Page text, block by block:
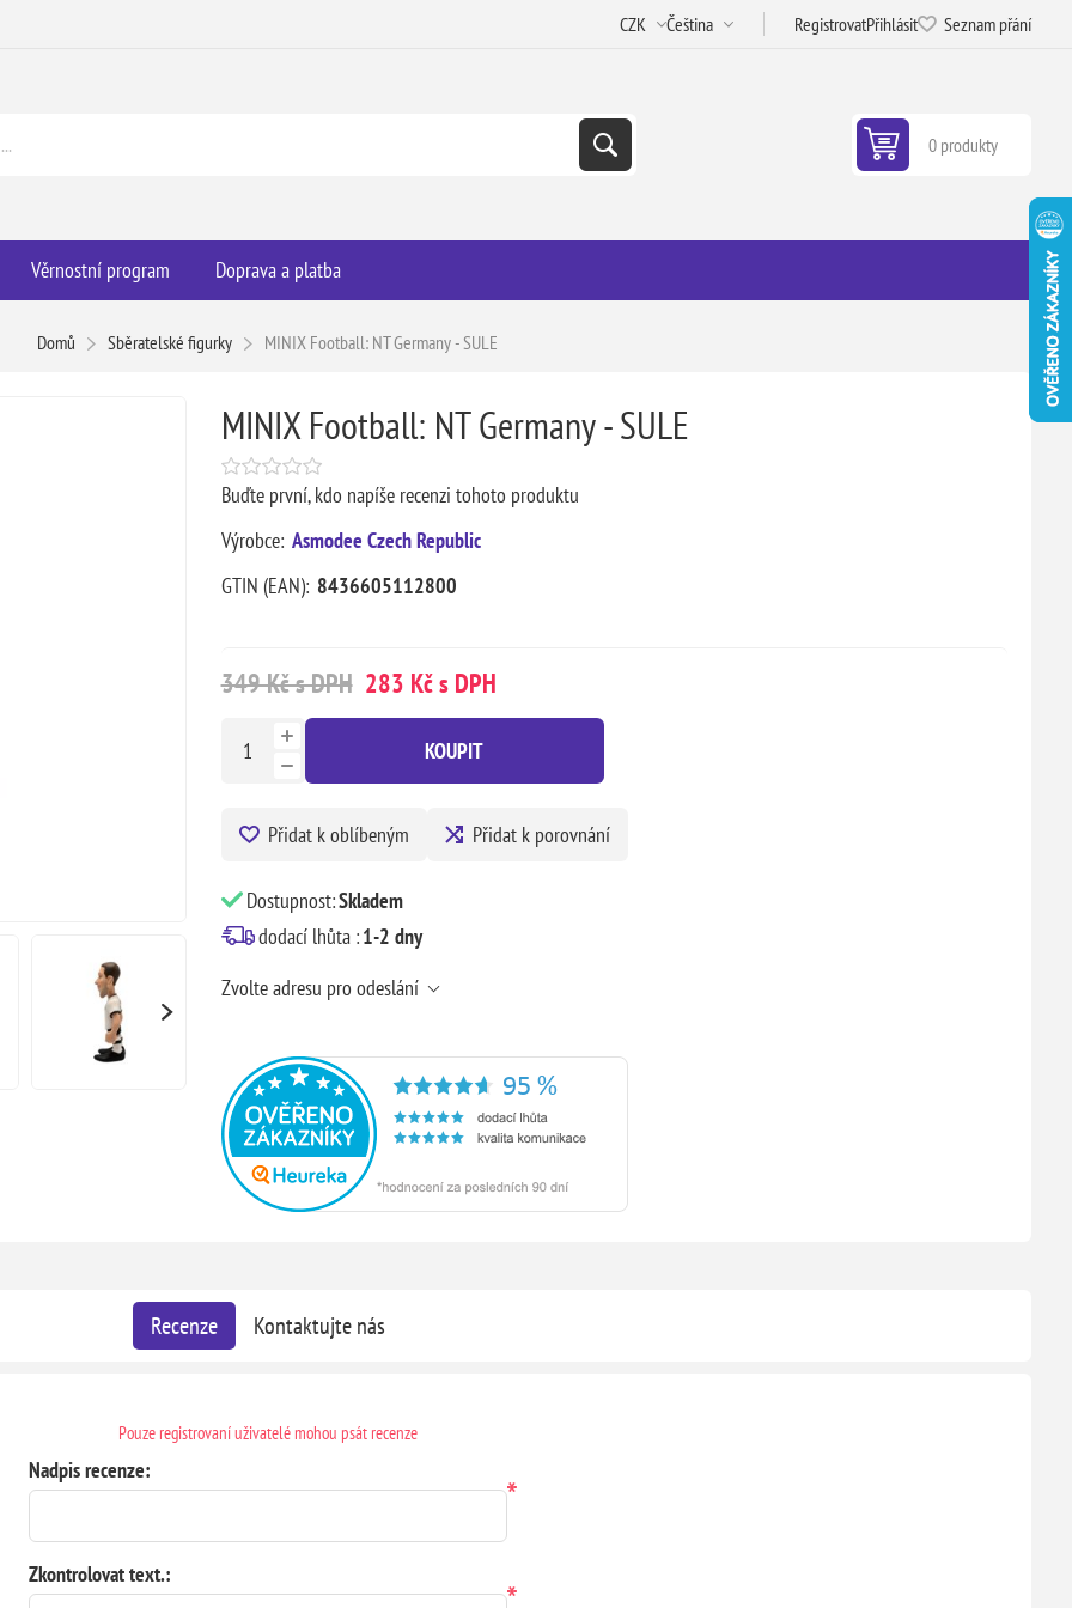
RegistrovatPřihlásit Seznam přání
0 produkty
Věrnostní program Doprava a platba
Domů Sběratelské figurky MINIX Football: NT Germany - SULE
MINIX Football: NT Germany - SULE
Buďte první, kdo napíše recenzi tohoto produktu
Výrobce: Asmodee Czech Republic
GTIN (EAN): 8436605112800
349 Kč s DPH 283 Kč s DPH
KOUPIT
Přidat k oblíbeným Přidat k porovnání
Dostupnost:Skladem
dodací lhůta :1-2 dny
Zvolte adresu pro odeslání
Recenze Kontaktujte nás
Pouze registrovaní uživatelé mohou psát recenze
Nadpis recenze:
*
Zkontrolovat text.:
*